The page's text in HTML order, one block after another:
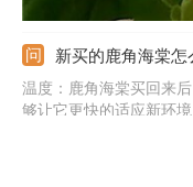
新买的鹿角海棠怎
温度：鹿角海棠买回来
够让它更快的适应新环